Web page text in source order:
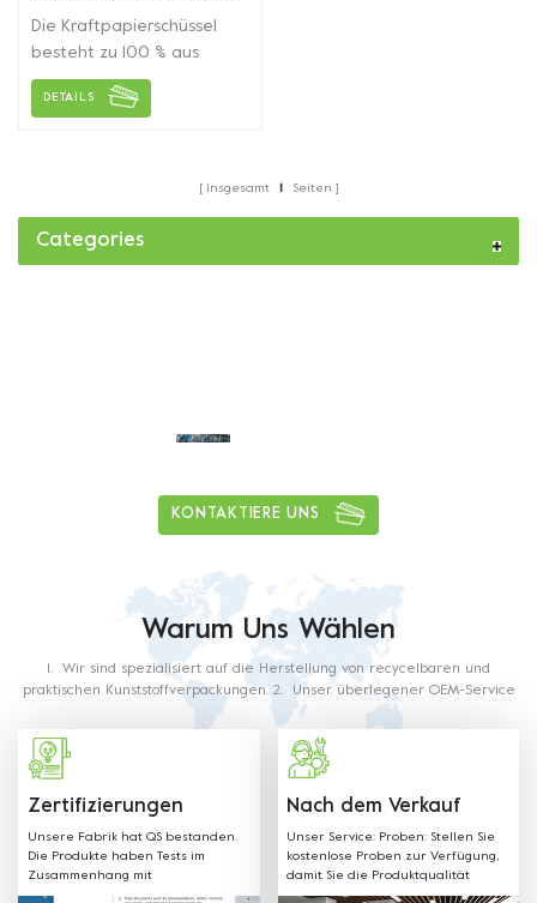
Mitnehmen
Die Kraftpapierschüssel
besteht zu 100 % aus
umweltfreundlichem und
umweltfreundlichem
Material kann je nach
Kundenwunsch angepasst
DETAILS
Insgesamt Seiten
Categories
KONTAKTIERE UNS
Warum Uns Wählen
1. Wir sind spezialisiert auf die Herstellung von recycelbaren und
praktischen Kunststoffverpackungen. 2. Unser überlegener OEM-Service
ist entschlossen, Sie in Erstaunen zu versetzen. 3. Mit reicher Erfahrung
in dieser Branche wird unser Personal alle Ihre Anforderungen erfüllen.
4. Unsere Produkte werden aus lebensmittelechtem Kunststoff
hergestellt. Das verwendete Material und die Produktionsverfahren mit
Lebensmittelkontaktanforderungen wie in den nachstehenden
Verordnungen und Richtlinien beschrieben.
Zertifizierungen
Unsere Fabrik hat QS bestanden.
Die Produkte haben Tests im
Zusammenhang mit
Lebensmittelverpackungen
Nach dem Verkauf
Unser Service: Proben: Stellen Sie
kostenlose Proben zur Verfügung,
damit Sie die Produktqualität
überprüfen und testen können.